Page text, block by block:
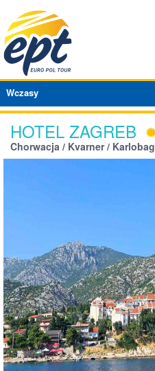
Wczasy
HOTEL ZAGREB
Chorwacja / Kvarner / Karlobag